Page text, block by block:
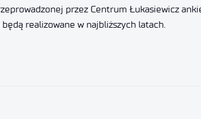
przez Centrum Łukasiewicz
realizowane w najbliższych latach.